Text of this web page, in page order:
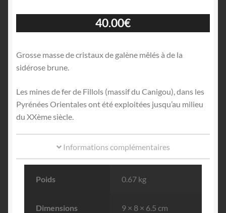
40.00€
Grosse masse de cristaux de galène mêlés à de la
sidérose brune.
Les mines de fer de Fillols (massif du Canigou), dans les
Pyrénées Orientales ont été exploitées jusqu’au milieu
du XXème siècle.
Informations complémentaires
Poids 0.67 kg
Dimensions 9 × 8 × 6.5 cm